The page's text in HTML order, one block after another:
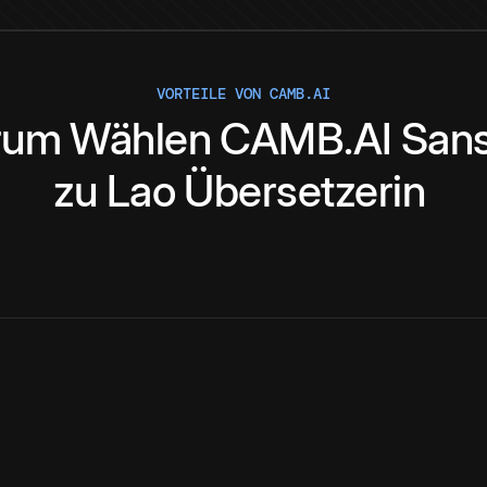
VORTEILE VON CAMB.AI
Wählen CAMB.AI
zu Lao Übersetzerin